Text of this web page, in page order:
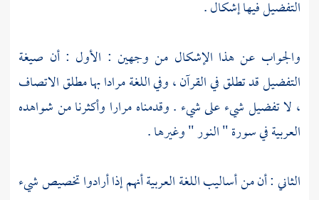
التفضيل فيها إشكال .
والجواب عن هذا الإشكال من وجهين : الأول : أن صيغة
التفضيل قد تطلق في القرآن ، وفي اللغة مرادا بها مطلق الاتصاف
، لا تفضيل شيء على شيء . وقدمناه مرارا وأكثرنا من شواهده
العربية في سورة " النور " وغيرها .
الثاني : أن من أساليب اللغة العربية أنهم إذا أرادوا تخصيص شيء